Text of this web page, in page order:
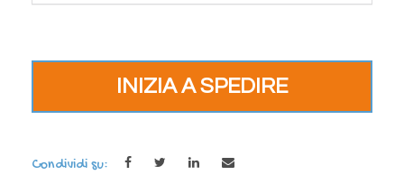
INIZIA A SPEDIRE
Condividi su: